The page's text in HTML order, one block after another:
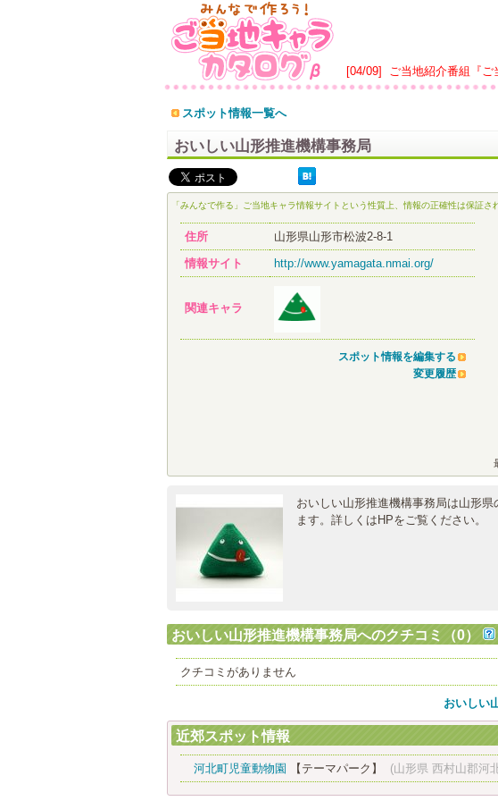
[04/09] ご当地紹介番組『ご
スポット情報一覧へ
おいしい山形推進機構事務局
「みんなで作る」ご当地キャラ情報サイトという性質上、情報の正確性は保証
住所
山形県山形市松波2-8-1
情報サイト
http://www.yamagata.nmai.org/
関連キャラ
スポット情報を編集する
変更履歴
おいしい山形推進機構事務局は山形
ます。詳しくはHPをご覧ください。
おいしい山形推進機構事務局へのクチコミ（0）
クチコミがありません
おいしい
近郊スポット情報
河北町児童動物園 【テーマパーク】 (山形県 西村山郡河